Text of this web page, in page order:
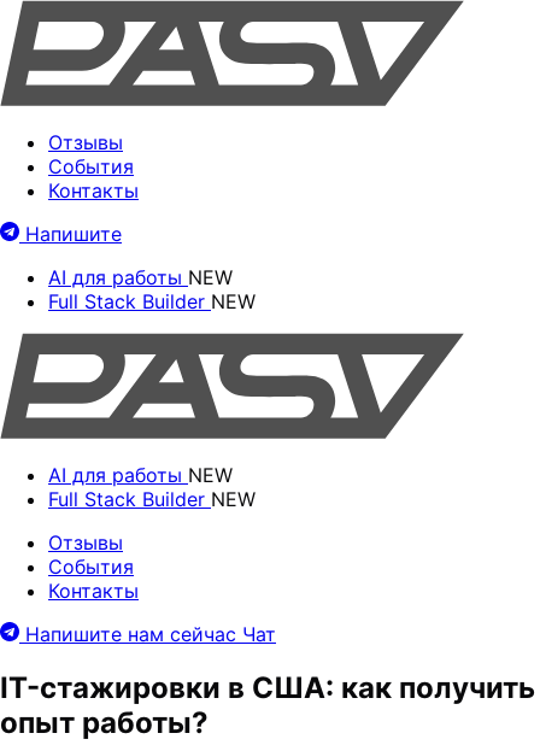
Отзывы
События
Контакты
Напишите
AI для работы NEW
Full Stack Builder NEW
AI для работы NEW
Full Stack Builder NEW
Отзывы
События
Контакты
Напишите нам сейчас Чат
IT-стажировки в США: как получить
опыт работы?